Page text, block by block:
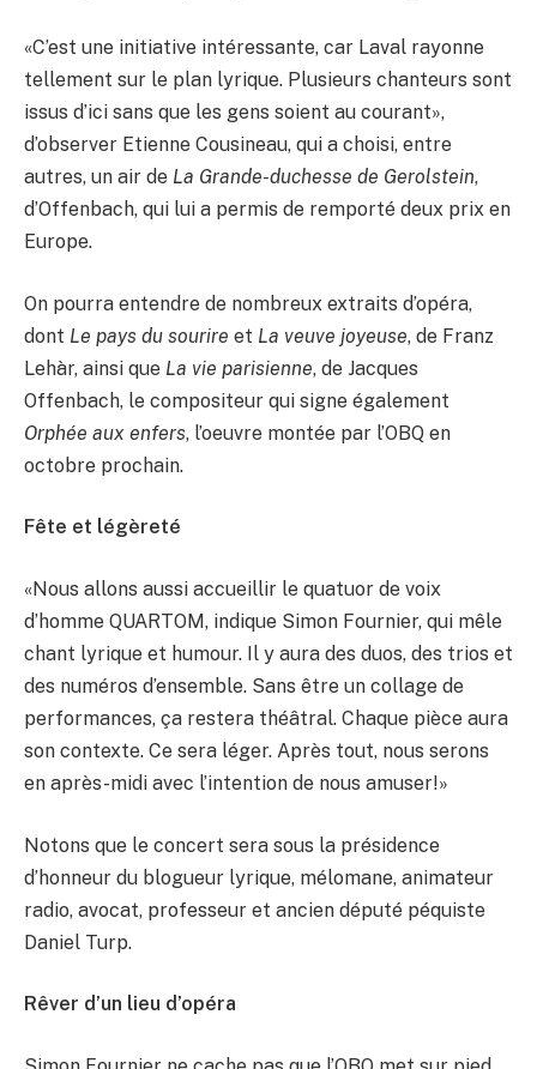
«C’est une initiative intéressante, car Laval rayonne
tellement sur le plan lyrique. Plusieurs chanteurs sont
issus d’ici sans que les gens soient au courant»,
d’observer Etienne Cousineau, qui a choisi, entre
autres, un air de La Grande-duchesse de Gerolstein,
d’Offenbach, qui lui a permis de remporté deux prix en
Europe.
On pourra entendre de nombreux extraits d’opéra,
dont Le pays du sourire et La veuve joyeuse, de Franz
Lehàr, ainsi que La vie parisienne, de Jacques
Offenbach, le compositeur qui signe également
Orphée aux enfers, l’oeuvre montée par l’OBQ en
octobre prochain.
Fête et légèreté
«Nous allons aussi accueillir le quatuor de voix
d’homme QUARTOM, indique Simon Fournier, qui mêle
chant lyrique et humour. Il y aura des duos, des trios et
des numéros d’ensemble. Sans être un collage de
performances, ça restera théâtral. Chaque pièce aura
son contexte. Ce sera léger. Après tout, nous serons
en après-midi avec l’intention de nous amuser!»
Notons que le concert sera sous la présidence
d’honneur du blogueur lyrique, mélomane, animateur
radio, avocat, professeur et ancien député péquiste
Daniel Turp.
Rêver d’un lieu d’opéra